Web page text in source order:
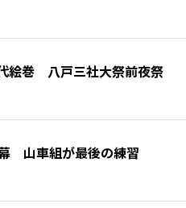
絵巻 八戸三社大祭前夜祭
山車組が最後の練習